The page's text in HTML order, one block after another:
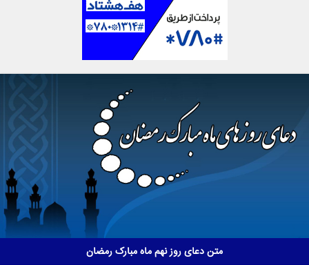
متن دعای روز نهم ماه مبارک رمضان